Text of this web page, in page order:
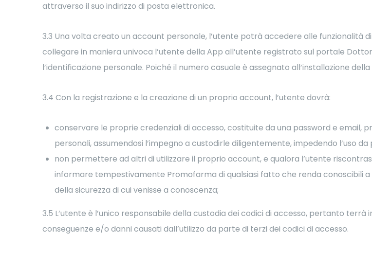
attraverso il suo indirizzo di posta elettronica.
3.3 Una volta creato un account personale, l’utente potrà accedere alle funzionalità
collegare in maniera univoca l’utente della App all’utente registrato sul portale
l’identificazione personale. Poiché il numero casuale è assegnato all’installazione
3.4 Con la registrazione e la creazione di un proprio account, l’utente dovrà:
conservare le proprie credenziali di accesso, costituite da una password e
personali, assumendosi l’impegno a custodirle diligentemente, impedendo l’uso
non permettere ad altri di utilizzare il proprio account, e qualora l’utente
informare tempestivamente Promofarma di qualsiasi fatto che renda conoscibili
della sicurezza di cui venisse a conoscenza;
3.5 L’utente è l’unico responsabile della custodia dei codici di accesso, pertanto
conseguenze e/o danni causati dall’utilizzo da parte di terzi dei codici di accesso.